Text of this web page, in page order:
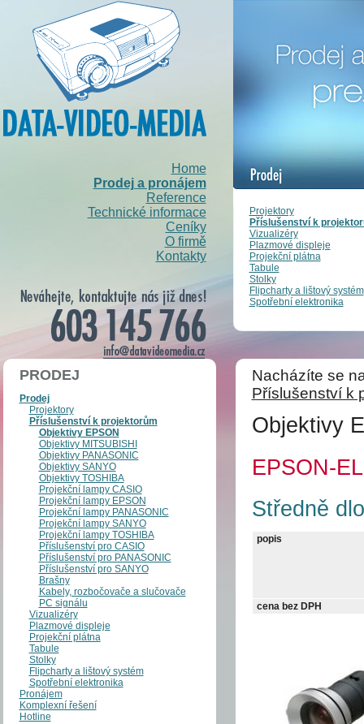
Home
Prodej a pronájem
Reference
Technické informace
Ceníky
O firmě
Kontakty
Projektory
Příslušenství k
Vizualizéry
Plazmové displeje
Projekční plátna
Tabule
Stolky
Flipcharty a lištový systém
Spotřební elektronika
PRODEJ
Prodej
Projektory
Příslušenství k projektorům
Objektivy EPSON
Objektivy MITSUBISHI
Objektivy PANASONIC
Objektivy SANYO
Objektivy TOSHIBA
Projekční lampy CASIO
Projekční lampy EPSON
Projekční lampy PANASONIC
Projekční lampy SANYO
Projekční lampy TOSHIBA
Příslušenství pro CASIO
Příslušenství pro PANASONIC
Příslušenství pro SANYO
Brašny
Kabely, rozbočovače a slučovače
PC signálu
Vizualizéry
Plazmové displeje
Projekční plátna
Tabule
Stolky
Flipcharty a lištový systém
Spotřební elektronika
Pronájem
Komplexní řešení
Hotline
Nacházíte se
Příslušenství k
Objektivy
EPSON-
Středně
popis
cena bez DPH